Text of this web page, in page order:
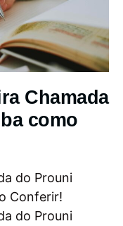
Chamada
como
do Prouni
Conferir!
do Prouni